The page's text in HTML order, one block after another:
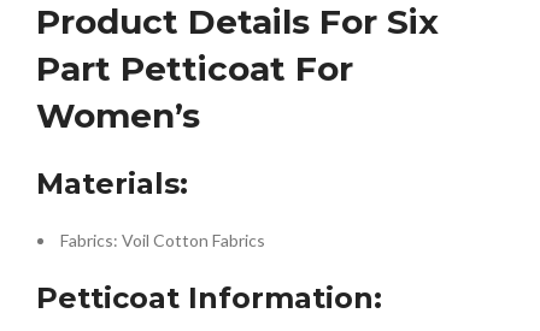
Product Details For Six
Part Petticoat For
Women’s
Materials:
Fabrics: Voil Cotton Fabrics
Petticoat Information: